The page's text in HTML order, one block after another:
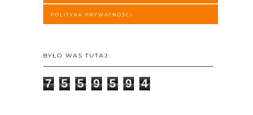
POLITYKA PRYWATNOŚCI
BYŁO WAS TUTAJ:
7 5 5 9 5 9 4